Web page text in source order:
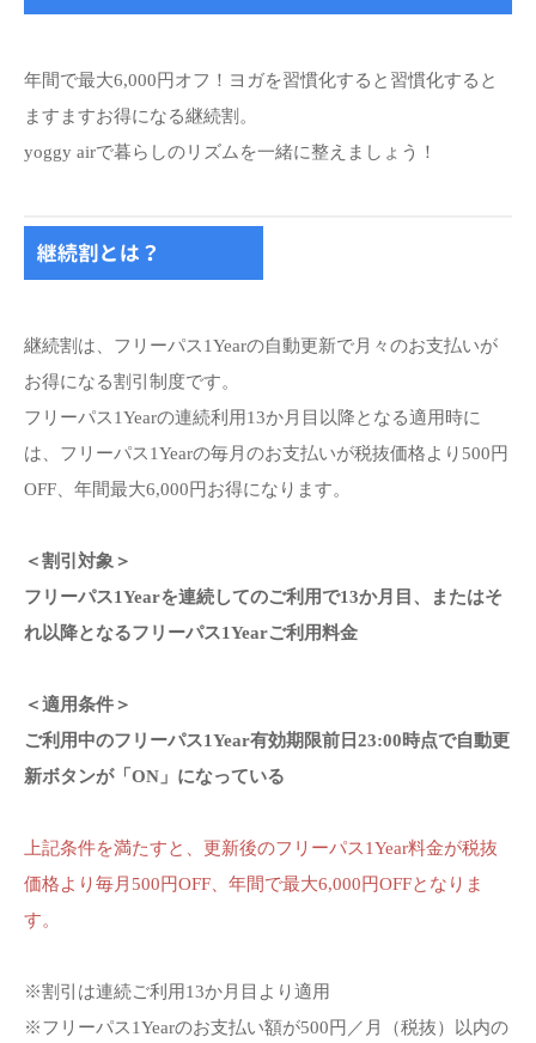
年間で最大6,000円オフ！ヨガを習慣化すると習慣化すると
ますますお得になる継続割。
yoggy airで暮らしのリズムを一緒に整えましょう！
継続割は、フリーパス1Yearの自動更新で月々のお支払いが
お得になる割引制度です。
フリーパス1Yearの連続利用13か月目以降となる適用時に
は、フリーパス1Yearの毎月のお支払いが税抜価格より500円
OFF、年間最大6,000円お得になります。
＜割引対象＞
フリーパス1Yearを連続してのご利用で13か月目、またはそ
れ以降となるフリーパス1Yearご利用料金
＜適用条件＞
ご利用中のフリーパス1Year有効期限前日23:00時点で自動更
新ボタンが「ON」になっている
上記条件を満たすと、更新後のフリーパス1Year料金が税抜
価格より毎月500円OFF、年間で最大6,000円OFFとなりま
す。
※割引は連続ご利用13か月目より適用
※フリーパス1Yearのお支払い額が500円／月（税抜）以内の